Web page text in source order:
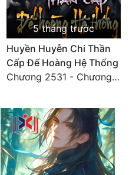
5 tháng trước
Huyền Huyễn Chi Thần
Cấp Đế Hoàng Hệ Thống
Chương 2531 - Chương cuối